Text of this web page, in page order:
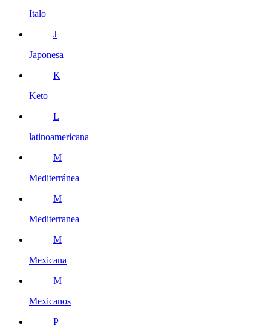
Italo
J
Japonesa
K
Keto
L
latinoamericana
M
Mediterránea
M
Mediterranea
M
Mexicana
M
Mexicanos
P